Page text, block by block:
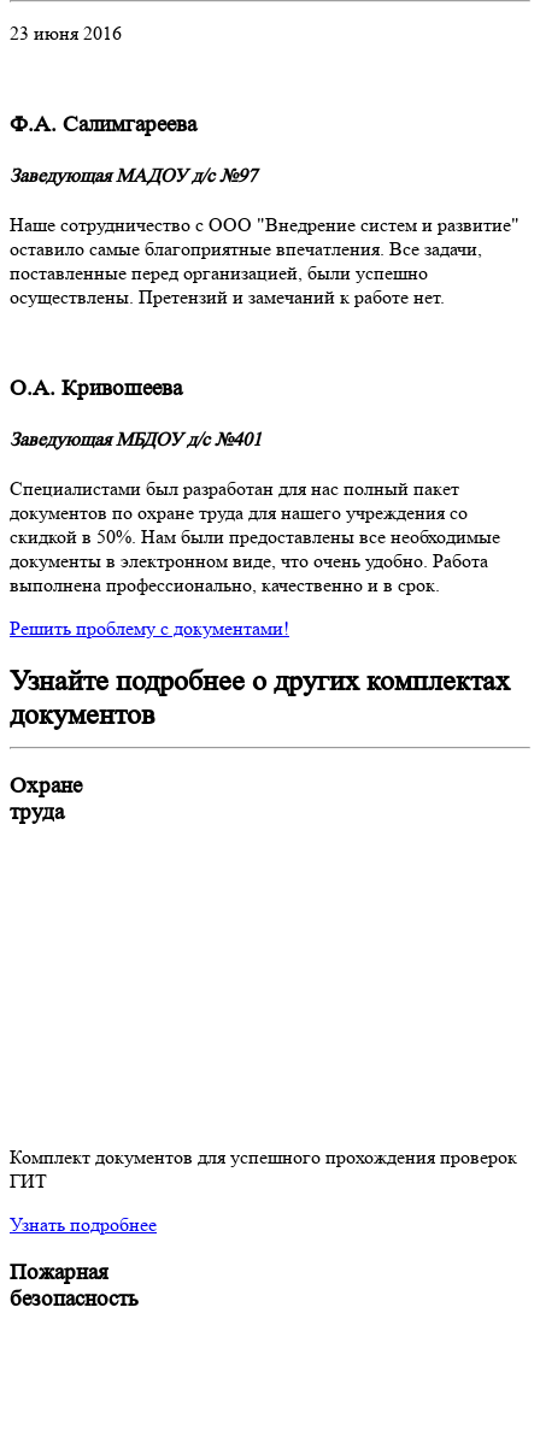
23 июня 2016
Ф.А. Салимгареева
Заведующая МАДОУ д/с №97
Наше сотрудничество с ООО "Внедрение систем и развитие"
оставило самые благоприятные впечатления. Все задачи,
поставленные перед организацией, были успешно
осуществлены. Претензий и замечаний к работе нет.
О.А. Кривошеева
Заведующая МБДОУ д/с №401
Специалистами был разработан для нас полный пакет
документов по охране труда для нашего учреждения со
скидкой в 50%. Нам были предоставлены все необходимые
документы в электронном виде, что очень удобно. Работа
выполнена профессионально, качественно и в срок.
Решить проблему с документами!
Узнайте подробнее о других комплектах
документов
Охране
труда
Комплект документов для успешного прохождения проверок
ГИТ
Узнать подробнее
Пожарная
безопасность